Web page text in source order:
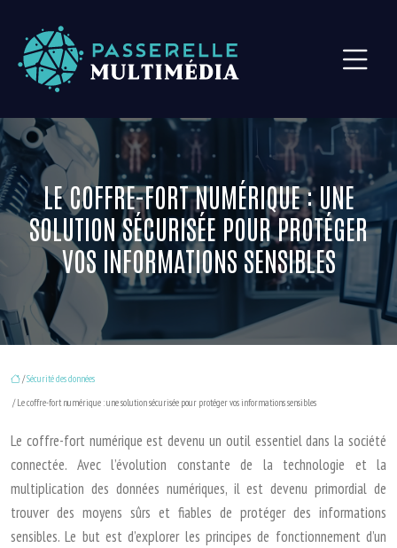
LE COFFRE-FORT NUMÉRIQUE : UNE
SOLUTION SÉCURISÉE POUR PROTÉGER
VOS INFORMATIONS SENSIBLES
/Sécurité des données
/ Le coffre-fort numérique : une solution sécurisée pour protéger vos informations sensibles
Le coffre-fort numérique est devenu un outil essentiel dans la société
connectée. Avec l’évolution constante de la technologie et la
multiplication des données numériques, il est devenu primordial de
trouver des moyens sûrs et fiables de protéger des informations
sensibles. Le but est d’explorer les principes de fonctionnement d’un